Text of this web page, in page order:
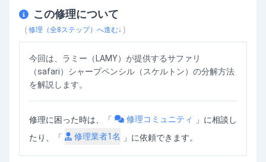
サミーサファリ（スケルトン）の分解方法
この修理について
（修理（全8 ステップ）へ進む↓ ）
今回は、ラミー（LAMY）が提供するサファリ
（safari）シャープペンシル（スケルトン）の分解方法
を解説します。
修理に困った時は、「 修理コミュニティ 」 に相談し
たり、「
修理業者1名 」に依頼できます。